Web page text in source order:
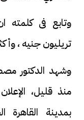
تريليون جنيه ، وأكثر من 155 ألف فرصة
وشهد الدكتور
بمدينة